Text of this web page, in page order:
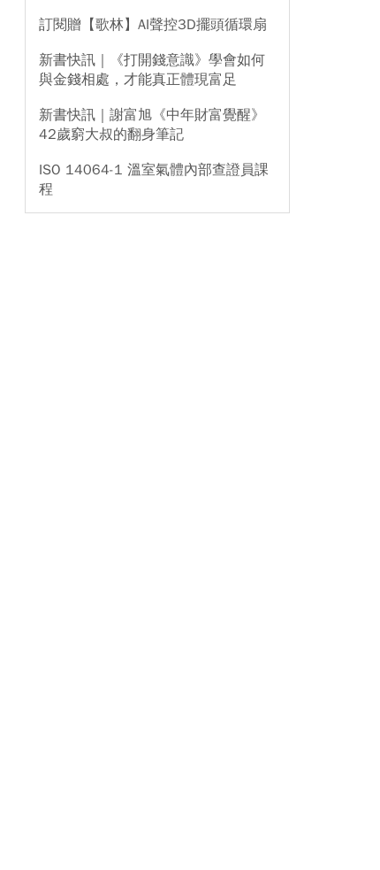
訂閱贈【歌林】AI聲控3D擺頭循環扇
新書快訊｜《打開錢意識》學會如何
與金錢相處，才能真正體現富足
新書快訊｜謝富旭《中年財富覺醒》
42歲窮大叔的翻身筆記
ISO 14064-1 溫室氣體內部查證員課
程